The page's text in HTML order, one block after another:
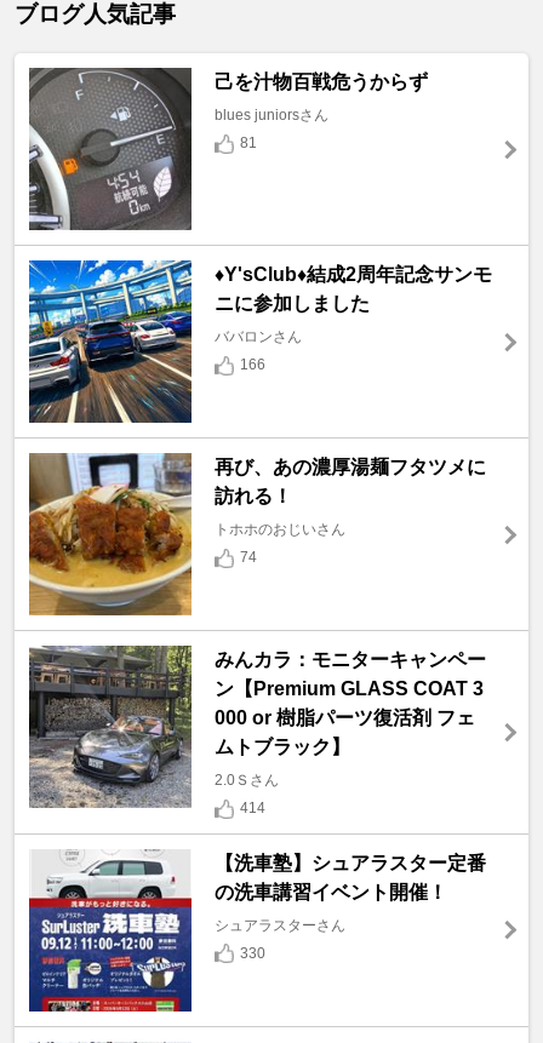
ブログ人気記事
己を汁物百戦危うからず
blues juniorsさん
81
♦️Y'sClub♦️結成2周年記念サンモ
ニに参加しました
ババロンさん
166
再び、あの濃厚湯麺フタツメに
訪れる！
トホホのおじいさん
74
みんカラ：モニターキャンペー
ン【Premium GLASS COAT 3
000 or 樹脂パーツ復活剤 フェ
ムトブラック】
2.0Ｓさん
414
【洗車塾】シュアラスター定番
の洗車講習イベント開催！
シュアラスターさん
330